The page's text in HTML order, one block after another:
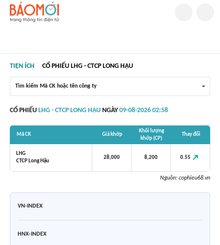
TIỆN ÍCH CỔ PHIẾU LHG - CTCP LONG HẬU
Tìm kiếm Mã CK hoặc tên công ty
CỔ PHIẾU LHG - CTCP LONG HẬU NGÀY 09-08-2026 02:58
Mã CK Giá khớp
Khối lượng
khớp (CP)
Thay đổi
LHG
CTCP Long Hậu
28,000 8,200 0.55
Nguồn: cophieu68.vn
VN-INDEX
HNX-INDEX